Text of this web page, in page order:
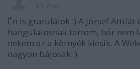
Én is gratulálok :) A József Attilát
hangulatosnak tartom, bár nem
nekem az a környék kiesik. A
nagyon bájosak :)